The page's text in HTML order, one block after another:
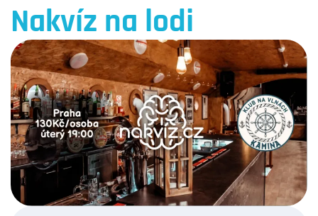
Nakvíz na lodi